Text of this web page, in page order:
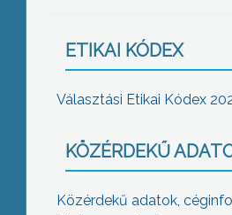
ETIKAI KÓDEX
Választási Etikai Kódex
KÖZÉRDEKŰ
Közérdekű adatok,